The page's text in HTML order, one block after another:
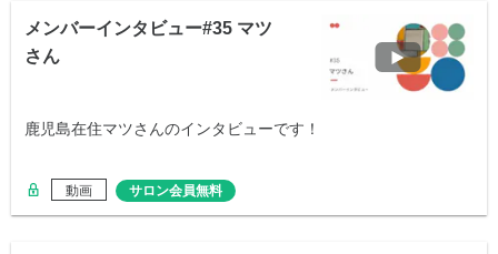
メンバーインタビュー#35 マツ
さん
鹿児島在住マツさんのインタビューです！
動画 サロン会員無料